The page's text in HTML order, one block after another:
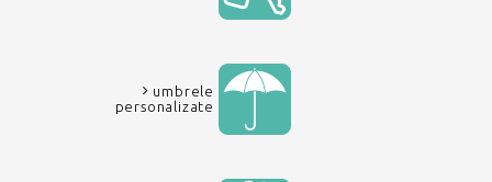
umbrele
personalizate